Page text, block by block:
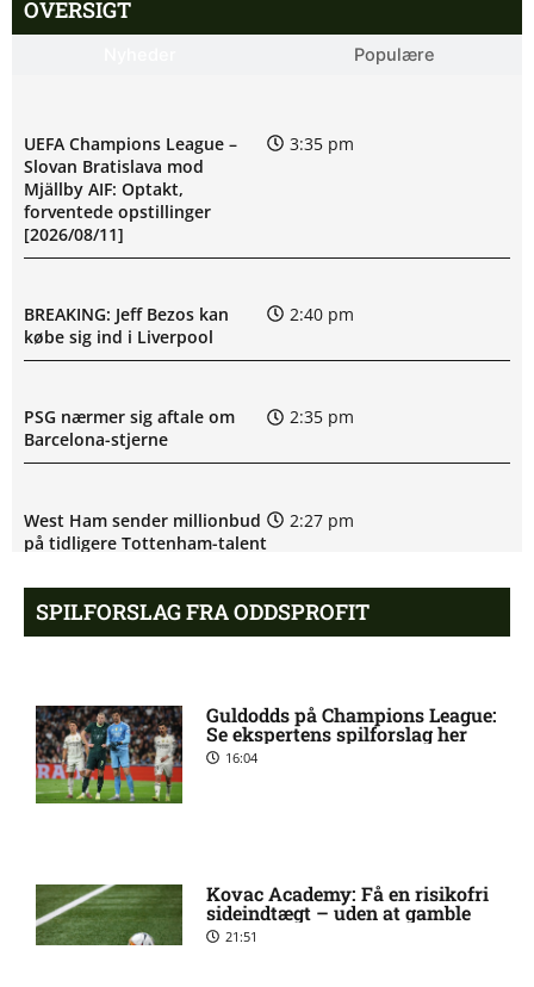
OVERSIGT
Populære
UEFA Champions League –
Slovan Bratislava mod
Mjällby AIF: Optakt,
forventede opstillinger
[2026/08/11]
3:35 pm
BREAKING: Jeff Bezos kan
købe sig ind i Liverpool
2:40 pm
PSG nærmer sig aftale om
Barcelona-stjerne
2:35 pm
West Ham sender millionbud
på tidligere Tottenham-talent
2:27 pm
Newcastle overvejer dansk
12:33 pm
Manchester City nærmer sig
gigantisk Bouaddi-handel
12:31 pm
Aston Villa melder sig ind i
SPILFORSLAG FRA ODDSPROFIT
Guldodds på Champions League:
Se ekspertens spilforslag her
16:04
Kovac Academy: Få en risikofri
sideindtægt – uden at gamble
21:51